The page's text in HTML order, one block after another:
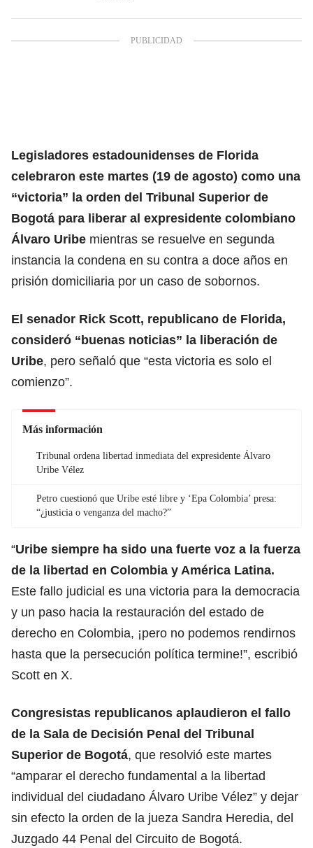
Legisladores estadounidenses de Florida
celebraron este martes (19 de agosto) como una
“victoria” la orden del Tribunal Superior de
Bogotá para liberar al expresidente colombiano
Álvaro Uribe mientras se resuelve en segunda
instancia la condena en su contra a doce años en
prisión domiciliaria por un caso de sobornos.
El senador Rick Scott, republicano de Florida,
consideró “buenas noticias” la liberación de
Uribe, pero señaló que “esta victoria es solo el
comienzo”.
Más información
Tribunal ordena libertad inmediata del expresidente Álvaro
Uribe Vélez
Petro cuestionó que Uribe esté libre y ‘Epa Colombia’ presa:
“¿justicia o venganza del macho?”
“Uribe siempre ha sido una fuerte voz a la fuerza
de la libertad en Colombia y América Latina.
Este fallo judicial es una victoria para la democracia
y un paso hacia la restauración del estado de
derecho en Colombia, ¡pero no podemos rendirnos
hasta que la persecución política termine!”, escribió
Scott en X.
Congresistas republicanos aplaudieron el fallo
de la Sala de Decisión Penal del Tribunal
Superior de Bogotá, que resolvió este martes
“amparar el derecho fundamental a la libertad
individual del ciudadano Álvaro Uribe Vélez” y dejar
sin efecto la orden de la jueza Sandra Heredia, del
Juzgado 44 Penal del Circuito de Bogotá.